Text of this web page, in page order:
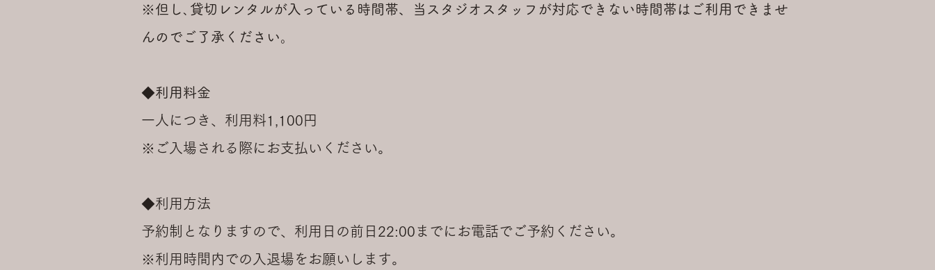
※但し､貸切レンタルが入っている時間帯、当スタジオスタッフが対応できない時間帯はご利用できませ
んのでご了承ください。
◆利用料金
一人につき、利用料1,100円
※ご入場される際にお支払いください。
◆利用方法
予約制となりますので、利用日の前日22:00までにお電話でご予約ください。
※利用時間内での入退場をお願いします。